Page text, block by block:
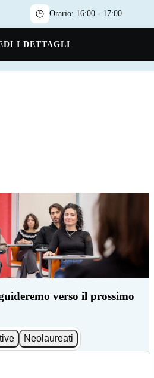
Orario: 16:00 - 17:00
I DETTAGLI
verso il prossimo
Neolaureati